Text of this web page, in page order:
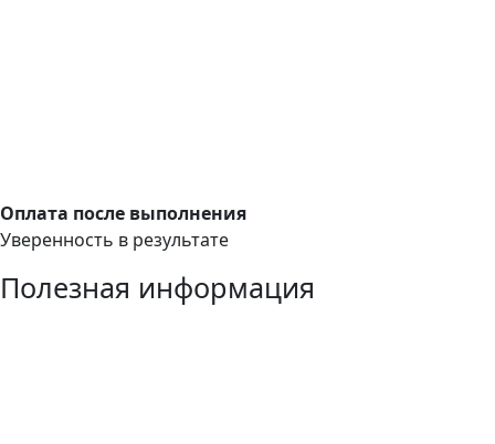
Оплата после выполнения
Уверенность в результате
Полезная информация